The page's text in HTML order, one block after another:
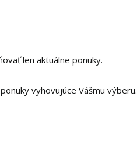
len aktuálne ponuky.
vyhovujúce Vášmu výberu.